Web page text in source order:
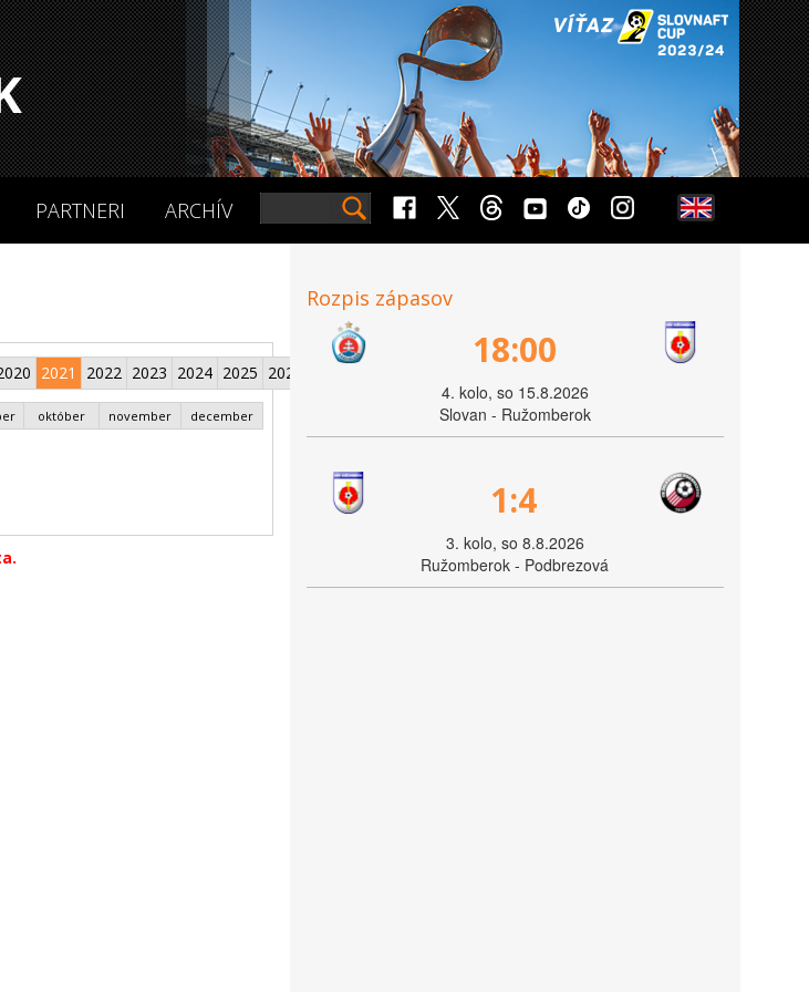
PARTNERI ARCHÍV
2021 2022 2023 2024 2025 2026
október november december
Rozpis zápasov
18:00
4. kolo, so 15.8.2026
Slovan - Ružomberok
1:4
3. kolo, so 8.8.2026
Ružomberok - Podbrezová